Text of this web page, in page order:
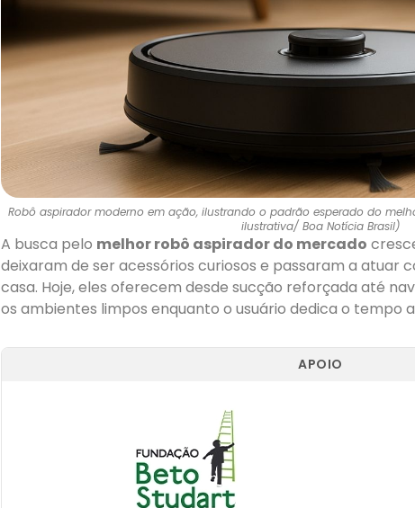
Robô aspirador moderno em ação, ilustrando o padrão esperado do
ilustrativa/ Boa Notícia Brasil)
A busca pelo melhor robô aspirador do mercado
deixaram de ser acessórios curiosos e passaram a atuar
casa. Hoje, eles oferecem desde sucção reforçada até
os ambientes limpos enquanto o usuário dedica o tempo
APOIO